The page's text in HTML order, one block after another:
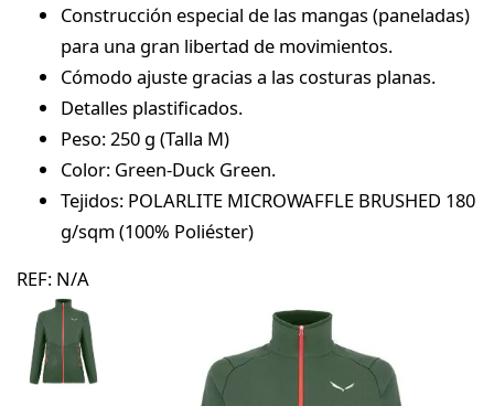
Construcción especial de las mangas (paneladas)
para una gran libertad de movimientos.
Cómodo ajuste gracias a las costuras planas.
Detalles plastificados.
Peso: 250 g (Talla M)
Color: Green-Duck Green.
Tejidos: POLARLITE MICROWAFFLE BRUSHED 180
g/sqm (100% Poliéster)
REF: N/A